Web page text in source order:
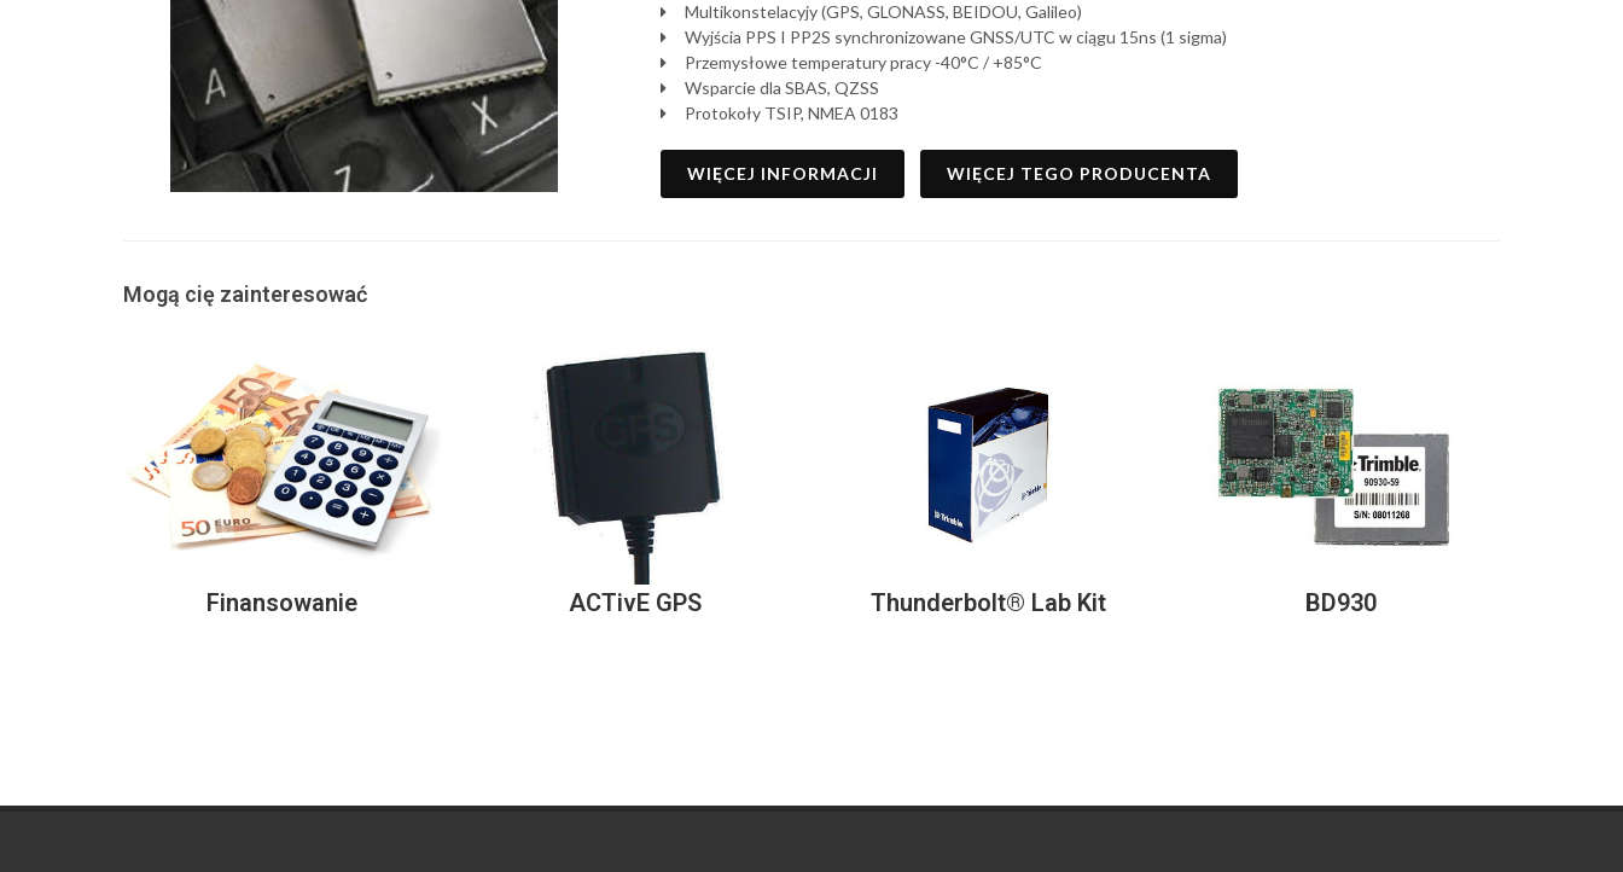
Multikonstelacyjy (GPS, GLONASS, BEIDOU, Galileo)
Wyjścia PPS I PP2S synchronizowane GNSS/UTC w ciągu 15ns (1 sigma)
Przemysłowe temperatury pracy -40°C / +85°C
Wsparcie dla SBAS, QZSS
Protokoły TSIP, NMEA 0183
WIĘCEJ INFORMACJI WIĘCEJ TEGO PRODUCENTA
Mogą cię zainteresować
Finansowanie ACTivE GPS Thunderbolt® Lab Kit BD930